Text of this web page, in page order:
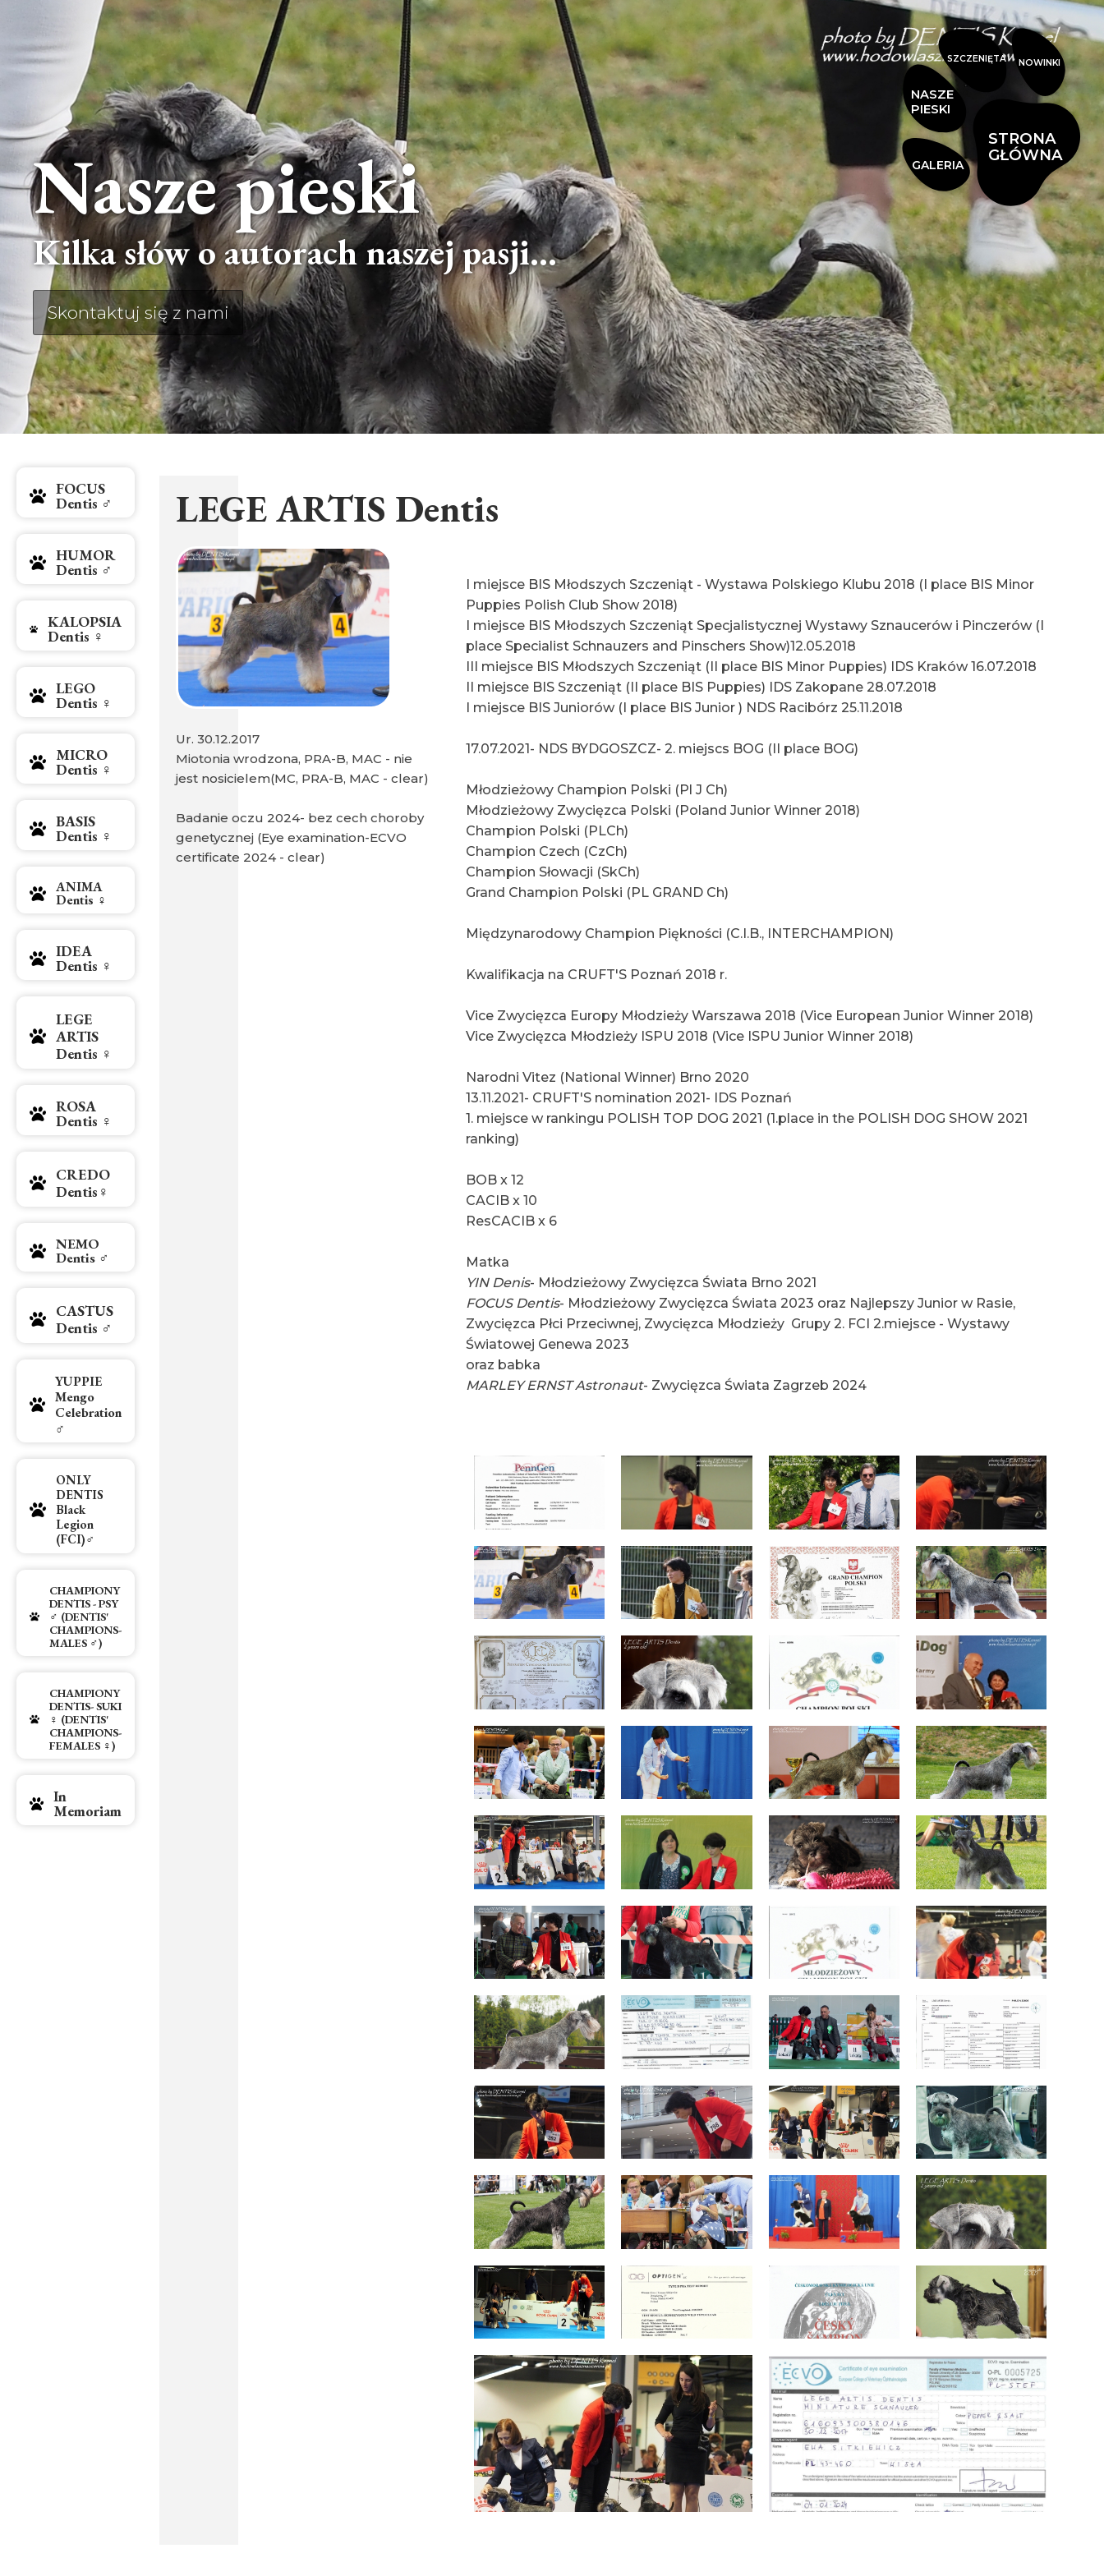
Nasze pieski
Kilka słów o autorach naszej pasji...
Skontaktuj się z nami
FOCUS
Dentis ♂
HUMOR
Dentis ♂
KALOPSIA
Dentis ♀
LEGO
Dentis ♀
MICRO
Dentis ♀
BASIS
Dentis ♀
ANIMA
Dentis ♀
IDEA
Dentis ♀
LEGE
ARTIS
Dentis ♀
ROSA
Dentis ♀
CREDO
Dentis♀
NEMO
Dentis ♂
CASTUS
Dentis ♂
YUPPIE
Mengo
Celebration
♂
ONLY
DENTIS
Black
Legion
(FCI)♂
CHAMPIONY
DENTIS - PSY
♂ (DENTIS'
CHAMPIONS-
MALES ♂)
CHAMPIONY
DENTIS- SUKI
♀ (DENTIS'
CHAMPIONS-
FEMALES ♀)
In
Memoriam
LEGE ARTIS Dentis
Ur. 30.12.2017
Miotonia wrodzona, PRA-B, MAC - nie
jest nosicielem(MC, PRA-B, MAC - clear)
Badanie oczu 2024- bez cech choroby
genetycznej (Eye examination-ECVO
certificate 2024 - clear)
I miejsce BIS Młodszych Szczeniąt - Wystawa Polskiego Klubu 2018 (I place BIS Minor
Puppies Polish Club Show 2018)
I miejsce BIS Młodszych Szczeniąt Specjalistycznej Wystawy Sznaucerów i Pinczerów (I
place Specialist Schnauzers and Pinschers Show)12.05.2018
III miejsce BIS Młodszych Szczeniąt (II place BIS Minor Puppies) IDS Kraków 16.07.2018
II miejsce BIS Szczeniąt (II place BIS Puppies) IDS Zakopane 28.07.2018
I miejsce BIS Juniorów (I place BIS Junior ) NDS Racibórz 25.11.2018
17.07.2021- NDS BYDGOSZCZ- 2. miejscs BOG (II place BOG)
Młodzieżowy Champion Polski (Pl J Ch)
Młodzieżowy Zwycięzca Polski (Poland Junior Winner 2018)
Champion Polski (PLCh)
Champion Czech (CzCh)
Champion Słowacji (SkCh)
Grand Champion Polski (PL GRAND Ch)
Międzynarodowy Champion Piękności (C.I.B., INTERCHAMPION)
Kwalifikacja na CRUFT'S Poznań 2018 r.
Vice Zwycięzca Europy Młodzieży Warszawa 2018 (Vice European Junior Winner 2018)
Vice Zwycięzca Młodzieży ISPU 2018 (Vice ISPU Junior Winner 2018)
Narodni Vitez (National Winner) Brno 2020
13.11.2021- CRUFT'S nomination 2021- IDS Poznań
1. miejsce w rankingu POLISH TOP DOG 2021 (1.place in the POLISH DOG SHOW 2021
ranking)
BOB x 12
CACIB x 10
ResCACIB x 6
Matka
YIN Denis- Młodzieżowy Zwycięzca Świata Brno 2021
FOCUS Dentis- Młodzieżowy Zwycięzca Świata 2023 oraz Najlepszy Junior w Rasie,
Zwycięzca Płci Przeciwnej, Zwycięzca Młodzieży Grupy 2. FCI 2.miejsce - Wystawy
Światowej Genewa 2023
oraz babka
MARLEY ERNST Astronaut- Zwycięzca Świata Zagrzeb 2024
STRONA
GŁÓWNA
SZCZENIĘTA
GALERIA
NOWINKI
NASZE
PIESKI